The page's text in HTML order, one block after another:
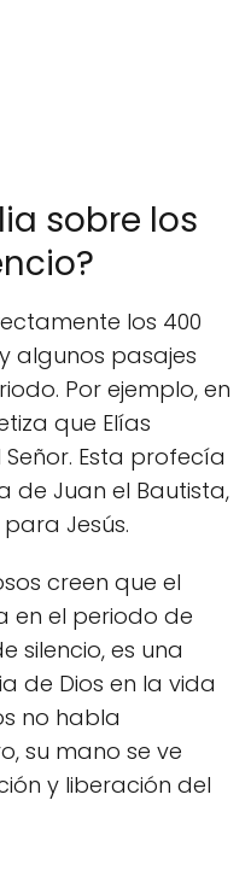
sobre los
los 400
algunos pasajes
Por ejemplo, en
que Elías
Esta profecía
de Juan el Bautista,
Jesús.
creen que el
en el periodo de
silencio, es una
de Dios en la vida
no habla
su mano se ve
y liberación del